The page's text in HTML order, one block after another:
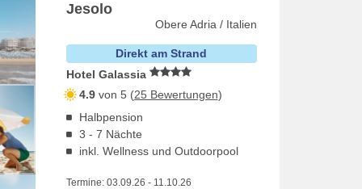
Jesolo
Obere Adria / Italien
Direkt am Strand
Hotel Galassia
4.9von 5 (25 Bewertungen)
Halbpension
3 - 7 Nächte
inkl. Wellness und Outdoorpool
Termine: 03.09.26 - 11.10.26